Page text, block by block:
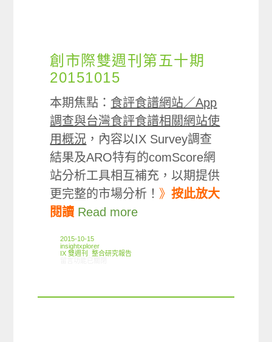
創市際雙週刊第五十期
20151015
本期焦點： 食評食譜網站／App
調查與台灣食評食譜相關網站使
用概況 ，內容以IX Survey調查
結果及ARO特有的comScore網
站分析工具相互補充，以期提供
更完整的市場分析！ 》按此放大
閱讀 Read more
2015-10-15
insightxplorer
IX 雙週刊
,整合研究報告